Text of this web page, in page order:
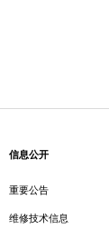
信息公开
重要公告
维修技术信息